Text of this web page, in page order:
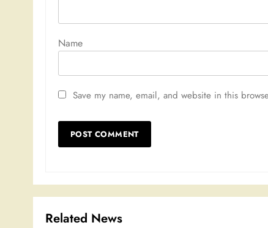
Save my name, email, and website in this
Related News